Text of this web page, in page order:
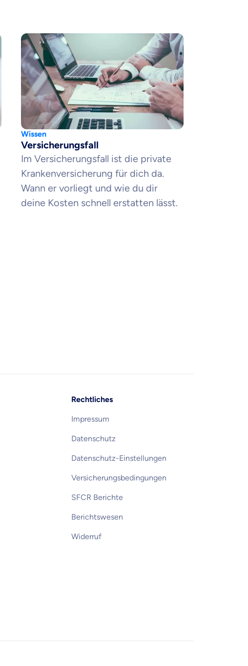
Wissen
Versicherungsfall
Im Versicherungsfall ist die private
Krankenversicherung für dich da.
Wann er vorliegt und wie du dir
deine Kosten schnell erstatten lässt.
Rechtliches
Impressum
Datenschutz
Datenschutz-Einstellungen
Versicherungsbedingungen
SFCR Berichte
Berichtswesen
Widerruf